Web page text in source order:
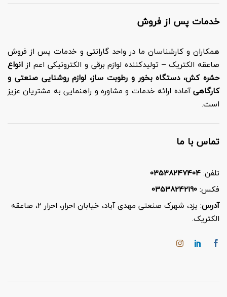
خدمات پس از فروش
همکاران و کارشناسان ما در واحد گارانتی و خدمات پس از فروش
صاعقه الکتریک – تولیدکننده لوازم برقی و الکترونیکی اعم از انواع
حشره کش، دستگاه بخور و رطوبت ساز، لوازم روشنایی صنعتی و
کارگاهیآماده ارائه خدمات و مشاوره و راهنمایی به مشتریان عزیز
است.
تماس با ما
تلفن:03538247404
فکس:03538242190
آدرس
: یزد، شهرک صنعتی مهدی آباد، خیابان احرار، احرار ۲، صاعقه
الکتریک.